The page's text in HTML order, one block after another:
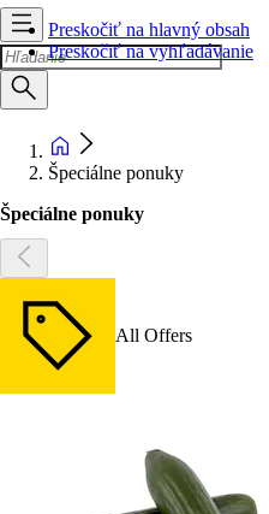
Preskočiť na hlavný obsah
Preskočiť na vyhľadávanie
Špeciálne ponuky
Špeciálne ponuky
All Offers